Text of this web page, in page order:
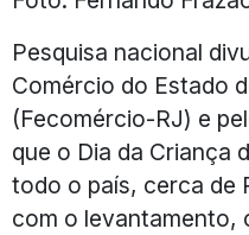
Pesquisa nacional
Comércio do Estado
(Fecomércio-RJ) e
que o Dia da Criança
todo o país, cerca de
com o levantamento,